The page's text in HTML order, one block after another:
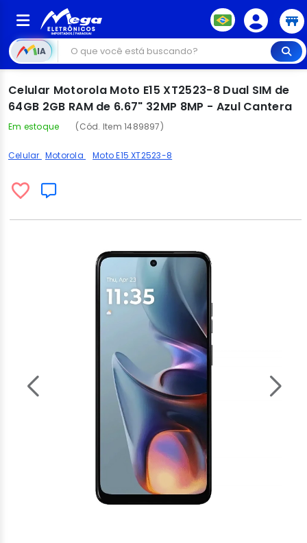
IA
Celular Motorola Moto E15 XT2523-8 Dual SIM de
64GB 2GB RAM de 6.67" 32MP 8MP - Azul Cantera
Em estoque (Cód. Item 1489897)
Celular Motorola Moto E15 XT2523-8